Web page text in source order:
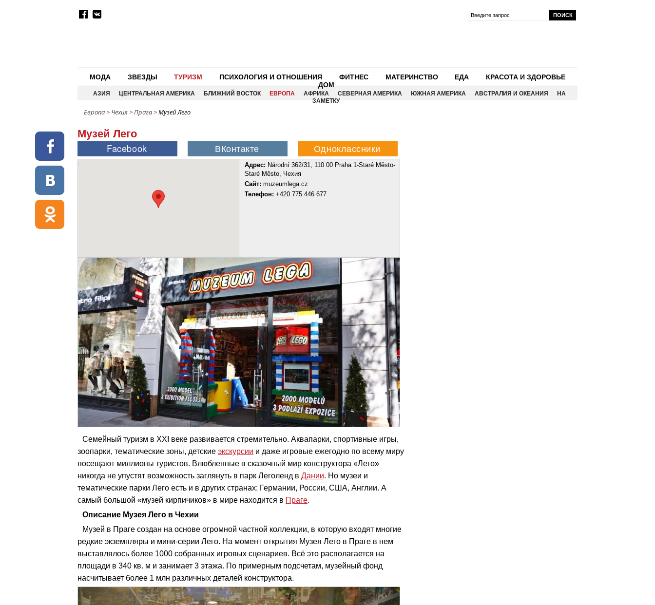
МОДА ЗВЕЗДЫ ТУРИЗМ ПСИХОЛОГИЯ И ОТНОШЕНИЯ ФИТНЕС МАТЕРИНСТВО ЕДА
КРАСОТА И ЗДОРОВЬЕ
ДОМ
АЗИЯ ЦЕНТРАЛЬНАЯ АМЕРИКА БЛИЖНИЙ ВОСТОК ЕВРОПА АФРИКА СЕВЕРНАЯ АМЕРИКА ЮЖНАЯ АМЕРИКА АВСТРАЛИЯ И ОКЕАНИЯ
НА
ЗАМЕТКУ
Европа > Чехия >Прага >Музей Лего
Музей Лего
Адрес: Národní 362/31, 110 00 Praha 1-Staré Město-
Staré Město, Чехия
Сайт: muzeumlega.cz
Телефон: +420 775 446 677
Семейный туризм в XXI веке развивается стремительно. Аквапарки, спортивные игры,
зоопарки, тематические зоны, детские экскурсии и даже игровые ежегодно по всему миру
посещают миллионы туристов. Влюбленные в сказочный мир конструктора «Лего»
никогда не упустят возможность заглянуть в парк Леголенд в Дании. Но музеи и
тематические парки Лего есть и в других странах: Германии, России, США, Англии. А
самый большой «музей кирпичиков» в мире находится в Праге.
Описание Музея Лего в Чехии
Музей в Праге создан на основе огромной частной коллекции, в которую входят многие
редкие экземпляры и мини-серии Лего. На момент открытия Музея Лего в Праге в нем
выставлялось более 1000 собранных игровых сценариев. Всё это располагается на
площади в 340 кв. м и занимает 3 этажа. По примерным подсчетам, музейный фонд
насчитывает более 1 млн различных деталей конструктора.